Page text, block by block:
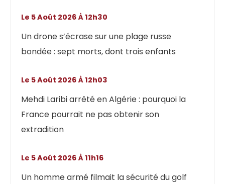
Un drone s’écrase sur une plage russe
bondée : sept morts, dont trois enfants
Le 5 Août 2026 À 12h30
Mehdi Laribi arrêté en Algérie : pourquoi la
France pourrait ne pas obtenir son
extradition
Le 5 Août 2026 À 12h03
Un homme armé filmait la sécurité du golf
Le 5 Août 2026 À 11h16